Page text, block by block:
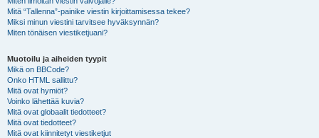
Mitä “Tallenna”-painike viestin kirjoittamisessa tekee?
Miksi minun viestini tarvitsee hyväksynnän?
Miten tönäisen viestiketjuani?
Muotoilu ja aiheiden tyypit
Mikä on BBCode?
Onko HTML sallittu?
Mitä ovat hymiöt?
Voinko lähettää kuvia?
Mitä ovat globaalit tiedotteet?
Mitä ovat tiedotteet?
Mitä ovat kiinnitetyt viestiketjut